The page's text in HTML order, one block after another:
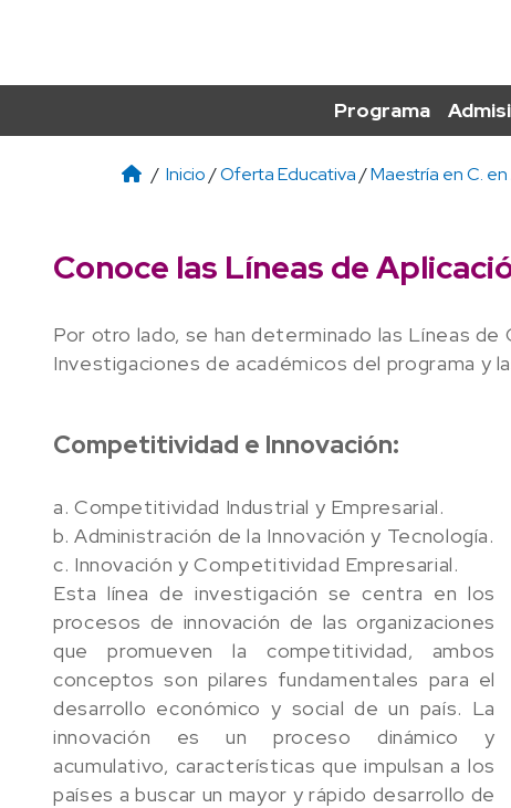
Programa
/ Inicio/Oferta Educativa/Maestría en C.
Conoce las Líneas de
Por otro lado, se han determinado las Líneas
Investigaciones de académicos del programa y
Competitividad e Innovación:
a. Competitividad Industrial y Empresarial.
b. Administración de la Innovación y Tecnología.
c. Innovación y Competitividad Empresarial.
Esta línea de investigación se centra en los
procesos de innovación de las organizaciones
que promueven la competitividad, ambos
conceptos son pilares fundamentales para el
desarrollo económico y social de un país. La
innovación es un proceso dinámico y
acumulativo, características que impulsan a los
países a buscar un mayor y rápido desarrollo de